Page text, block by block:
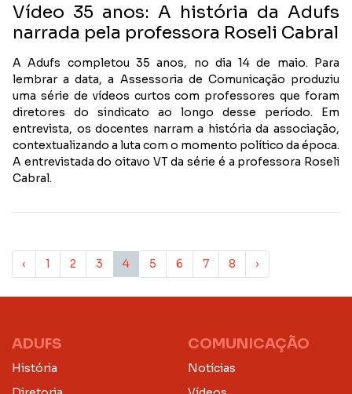
Vídeo 35 anos: A história da Adufs
narrada pela professora Roseli Cabral
A Adufs completou 35 anos, no dia 14 de maio. Para
lembrar a data, a Assessoria de Comunicação produziu
uma série de vídeos curtos com professores que foram
diretores do sindicato ao longo desse período. Em
entrevista, os docentes narram a história da associação,
contextualizando a luta com o momento político da época.
A entrevistada do oitavo VT da série é a professora Roseli
Cabral.
‹ 1 2 3 4 5 6 7 8 ›
ADUFS
História
COMUNICAÇÃO
Notícias